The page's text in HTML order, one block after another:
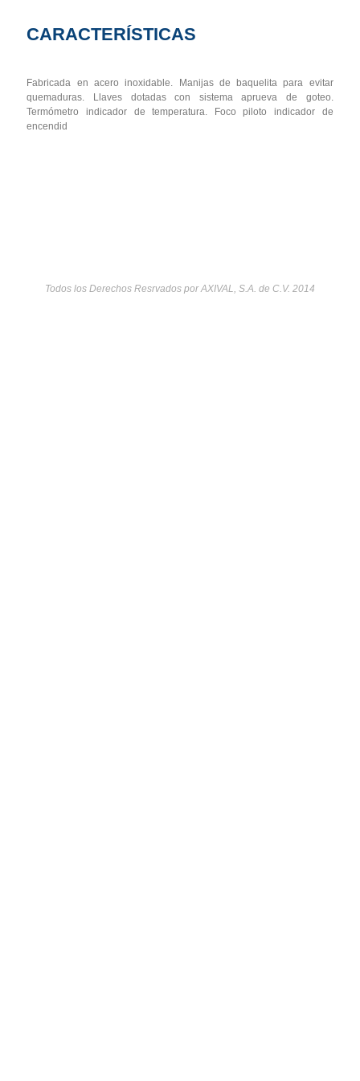
CARACTERÍSTICAS
Fabricada en acero inoxidable. Manijas de baquelita para evitar
quemaduras. Llaves dotadas con sistema aprueva de goteo.
Termómetro indicador de temperatura. Foco piloto indicador de
encendid
Todos los Derechos Resrvados por AXIVAL, S.A. de C.V. 2014